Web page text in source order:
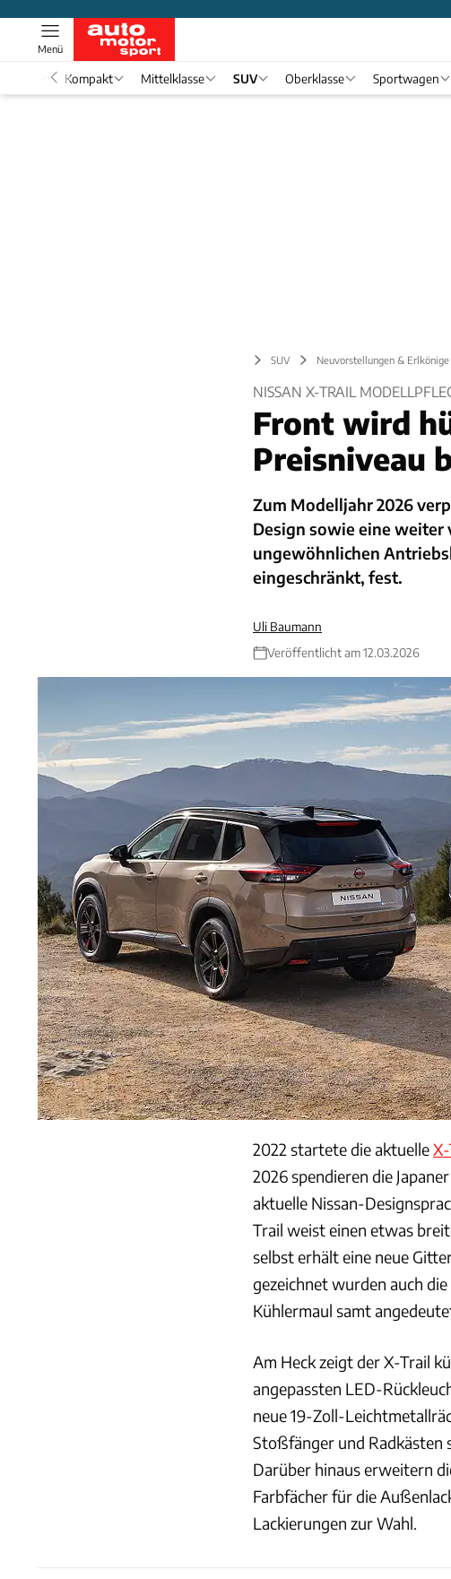
Menü
Kompakt Mittelklasse SUV Oberklasse Sportwagen
SUV Neuvorstellungen & Erlkönige
NISSAN X-TRAIL
Front wird
Preisniveau
Zum Modelljahr 2026
Design sowie eine
ungewöhnlichen
eingeschränkt, fest.
Uli Baumann
Veröffentlicht am 12.03.2026
2022 startete die aktuelle
2026 spendieren die
aktuelle Nissan-
Trail weist einen etwas
selbst erhält eine neue
gezeichnet wurden auch
Kühlermaul samt
Am Heck zeigt der X-Trail
angepassten LED-
neue 19-Zoll-
Stoßfänger und Radkästen
Darüber hinaus erweitern
Farbfächer für die
Lackierungen zur Wahl.